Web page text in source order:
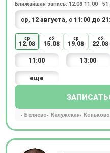
Ближайшая запись: 12.08 11:00 · 51
ср
12.08
сб
15.08
ср
19.08
сб
22.08
11:00 13:00
еще
Беляево Калужская Коньково